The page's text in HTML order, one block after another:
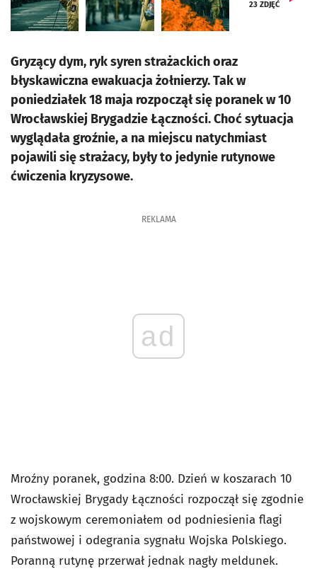
23 ZDJĘĆ
Gryzący dym, ryk syren strażackich oraz
błyskawiczna ewakuacja żołnierzy. Tak w
poniedziałek 18 maja rozpoczął się poranek w 10
Wrocławskiej Brygadzie Łączności. Choć sytuacja
wyglądała groźnie, a na miejscu natychmiast
pojawili się strażacy, były to jedynie rutynowe
ćwiczenia kryzysowe.
REKLAMA
ad
Mroźny poranek, godzina 8:00. Dzień w koszarach 10
Wrocławskiej Brygady Łączności rozpoczął się zgodnie
z wojskowym ceremoniałem od podniesienia flagi
państwowej i odegrania sygnału Wojska Polskiego.
Poranną rutynę przerwał jednak nagły meldunek.